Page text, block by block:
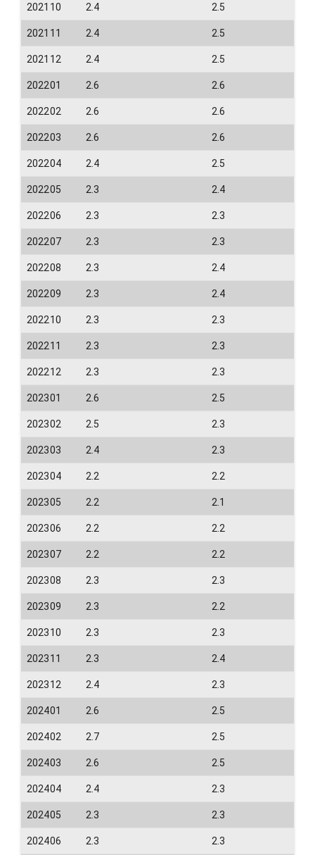
202110 2.4 2.5
202111 2.4 2.5
202112 2.4 2.5
202201 2.6 2.6
202202 2.6 2.6
202203 2.6 2.6
202204 2.4 2.5
202205 2.3 2.4
202206 2.3 2.3
202207 2.3 2.3
202208 2.3 2.4
202209 2.3 2.4
202210 2.3 2.3
202211 2.3 2.3
202212 2.3 2.3
202301 2.6 2.5
202302 2.5 2.3
202303 2.4 2.3
202304 2.2 2.2
202305 2.2 2.1
202306 2.2 2.2
202307 2.2 2.2
202308 2.3 2.3
202309 2.3 2.2
202310 2.3 2.3
202311 2.3 2.4
202312 2.4 2.3
202401 2.6 2.5
202402 2.7 2.5
202403 2.6 2.5
202404 2.4 2.3
202405 2.3 2.3
202406 2.3 2.3